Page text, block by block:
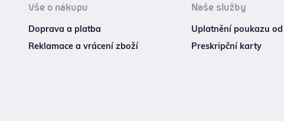
Vše o nákupu
Doprava a platba
Reklamace a vrácení zboží
Naše služby
Uplatnění poukazu
Preskripční karty